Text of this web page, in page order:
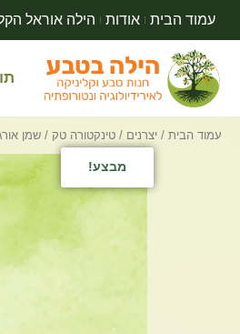
עמוד הבית אודות הילה אוראל
עמוד הבית / יצרנים / טינקטורה טק / שמן
מבצע!